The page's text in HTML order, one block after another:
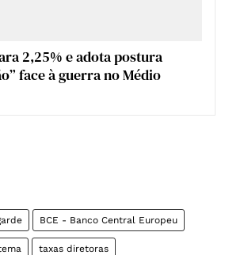
2,25% e adota postura
face à guerra no Médio
BCE - Banco Central Europeu
taxas diretoras